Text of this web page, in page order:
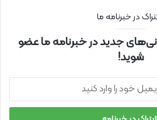
در خبرنامه ما
جدید در خبرنامه ما عضو
شوید!